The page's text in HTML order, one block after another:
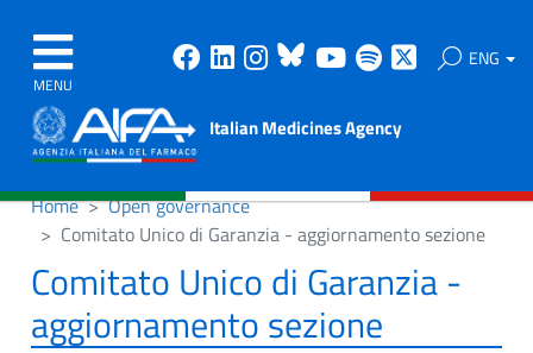
MENU
Facebook
Linkedin
Instagram
Bluesky
Youtube
Spotify ENG
Italian Medicines Agency
Home
Open governance
Comitato Unico di Garanzia - aggiornamento sezione
Comitato Unico di Garanzia -
aggiornamento sezione